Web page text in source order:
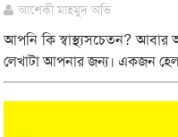
আশেকী মাহমুদ অভি
আপনি কি স্বাস্থ্যসচেতন? আবার
লেখাটা আপনার জন্য। একজন